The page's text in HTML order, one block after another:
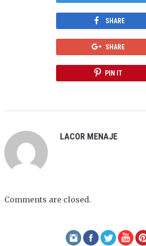
SHARE
SHARE
PIN IT
LACOR MENAJE
Comments are closed.